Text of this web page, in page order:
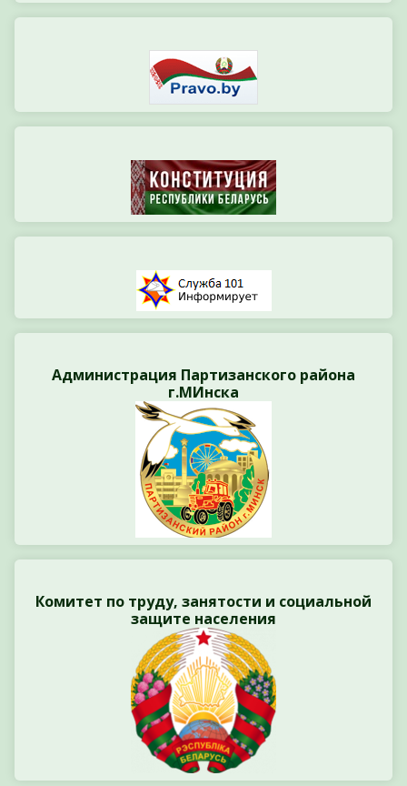
Администрация Партизанского района
г.МИнска
Комитет по труду, занятости и социальной
защите населения